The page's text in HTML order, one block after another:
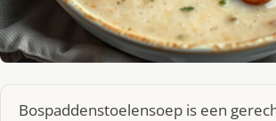
Bospaddenstoelensoep is een